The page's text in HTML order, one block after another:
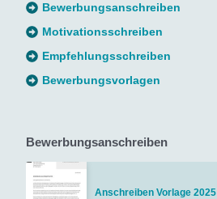
Bewerbungsanschreiben
Motivationsschreiben
Empfehlungsschreiben
Bewerbungsvorlagen
Bewerbungsanschreiben
Anschreiben Vorlage 2025